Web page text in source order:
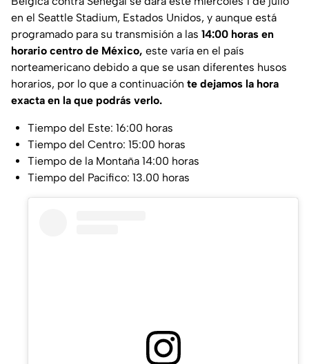
en el Seattle Stadium, Estados Unidos, y aunque está
programado para su transmisión a las 14:00 horas en
horario centro de México, este varía en el país
norteamericano debido a que se usan diferentes husos
horarios, por lo que a continuación te dejamos la hora
exacta en la que podrás verlo.
Tiempo del Este: 16:00 horas
Tiempo del Centro: 15:00 horas
Tiempo de la Montaña 14:00 horas
Tiempo del Pacifico: 13.00 horas